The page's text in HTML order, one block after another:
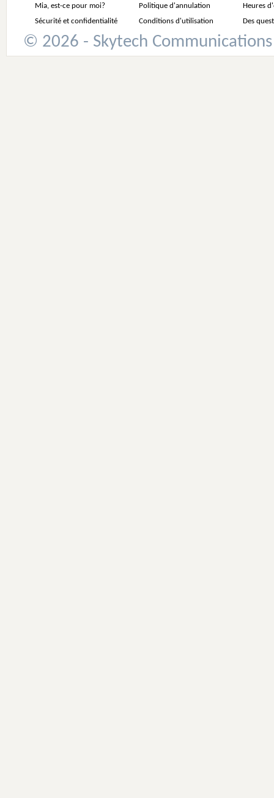
Mia, est-ce pour moi? Politique d'annulation
Heures
Sécurité et confidentialité
Conditions d'utilisation Des
© 2026 - Skytech Communications